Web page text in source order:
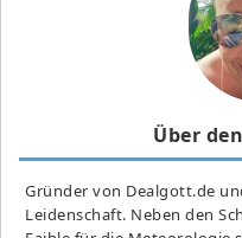
Über
Gründer von Dealgott.de
Leidenschaft. Neben den